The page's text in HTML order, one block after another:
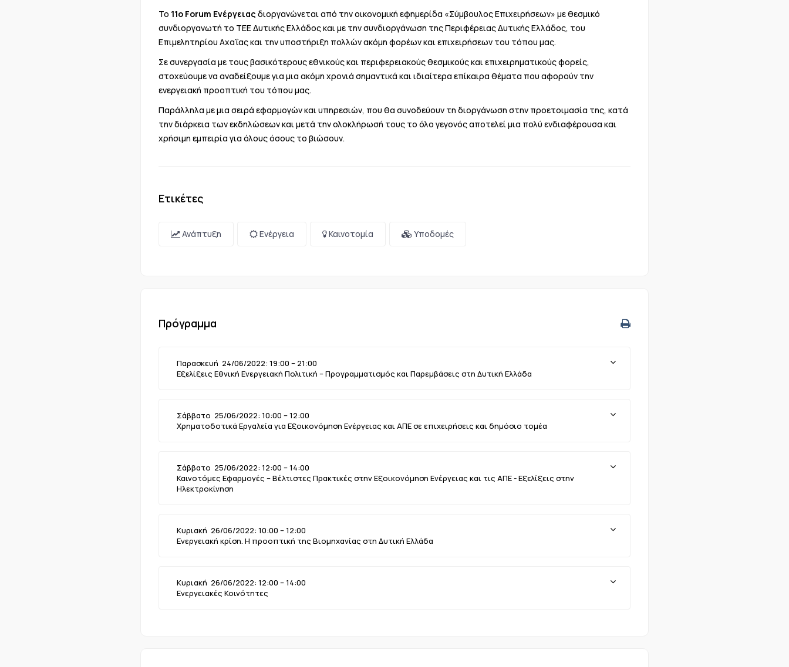
Το 11o Forum Ενέργειας διοργανώνεται από την οικονομική εφημερίδα «Σύμβουλος Επιχειρήσεων» με θεσμικό
συνδιοργανωτή το ΤΕΕ Δυτικής Ελλάδος και με την συνδιοργάνωση της Περιφέρειας Δυτικής Ελλάδος, του
Επιμελητηρίου Αχαΐας και την υποστήριξη πολλών ακόμη φορέων και επιχειρήσεων του τόπου μας.
Σε συνεργασία με τους βασικότερους εθνικούς και περιφερειακούς θεσμικούς και επιχειρηματικούς φορείς,
στοχεύουμε να αναδείξουμε για μια ακόμη χρονιά σημαντικά και ιδιαίτερα επίκαιρα θέματα που αφορούν την
ενεργειακή προοπτική του τόπου μας.
Παράλληλα με μια σειρά εφαρμογών και υπηρεσιών, που θα συνοδεύουν τη διοργάνωση στην προετοιμασία της, κατά
την διάρκεια των εκδηλώσεων και μετά την ολοκλήρωσή τους το όλο γεγονός αποτελεί μια πολύ ενδιαφέρουσα και
χρήσιμη εμπειρία για όλους όσους το βιώσουν.
Ετικέτες
Ανάπτυξη Ενέργεια Καινοτομία Υποδομές
Πρόγραμμα
Παρασκευή 24/06/2022: 19:00 – 21:00
Εξελίξεις Εθνική Ενεργειακή Πολιτική – Προγραμματισμός και Παρεμβάσεις στη Δυτική Ελλάδα
Σάββατο 25/06/2022: 10:00 – 12:00
Χρηματοδοτικά Εργαλεία για Εξοικονόμηση Ενέργειας και ΑΠΕ σε επιχειρήσεις και δημόσιο τομέα
Σάββατο 25/06/2022: 12:00 – 14:00
Καινοτόμες Εφαρμογές – Βέλτιστες Πρακτικές στην Εξοικονόμηση Ενέργειας και τις ΑΠΕ - Εξελίξεις στην
Ηλεκτροκίνηση
Κυριακή 26/06/2022: 10:00 – 12:00
Ενεργειακή κρίση. Η προοπτική της Βιομηχανίας στη Δυτική Ελλάδα
Κυριακή 26/06/2022: 12:00 – 14:00
Ενεργειακές Κοινότητες